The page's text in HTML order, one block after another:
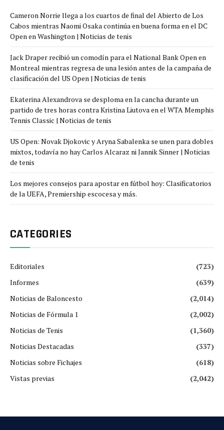
Cameron Norrie llega a los cuartos de final del Abierto de Los
Cabos mientras Naomi Osaka continúa en buena forma en el DC
Open en Washington | Noticias de tenis
Jack Draper recibió un comodín para el National Bank Open en
Montreal mientras regresa de una lesión antes de la campaña de
clasificación del US Open | Noticias de tenis
Ekaterina Alexandrova se desploma en la cancha durante un
partido de tres horas contra Kristina Liutova en el WTA Memphis
Tennis Classic | Noticias de tenis
US Open: Novak Djokovic y Aryna Sabalenka se unen para dobles
mixtos, todavía no hay Carlos Alcaraz ni Jannik Sinner | Noticias
de tenis
Los mejores consejos para apostar en fútbol hoy: Clasificatorios
de la UEFA, Premiership escocesa y más.
CATEGORIES
Editoriales
(723)
Informes
(639)
Noticias de Baloncesto
(2,014)
Noticias de Fórmula 1
(2,002)
Noticias de Tenis
(1,360)
Noticias Destacadas
(337)
Noticias sobre Fichajes
(618)
Vistas previas
(2,042)